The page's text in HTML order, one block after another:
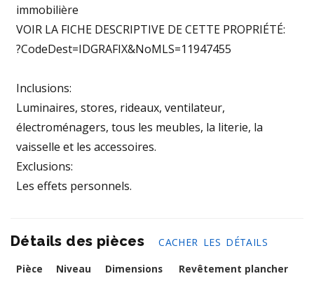
immobilière
VOIR LA FICHE DESCRIPTIVE DE CETTE PROPRIÉTÉ:
?CodeDest=IDGRAFIX&NoMLS=11947455
Inclusions:
Luminaires, stores, rideaux, ventilateur,
électroménagers, tous les meubles, la literie, la
vaisselle et les accessoires.
Exclusions:
Les effets personnels.
Détails des pièces
CACHER LES DÉTAILS
Pièce
Niveau Dimensions Revêtement plancher